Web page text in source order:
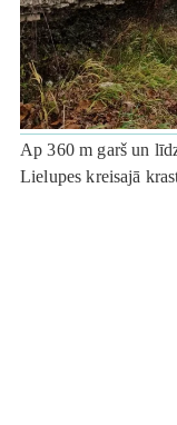
Ap 360 m garš un
Lielupes kreisajā